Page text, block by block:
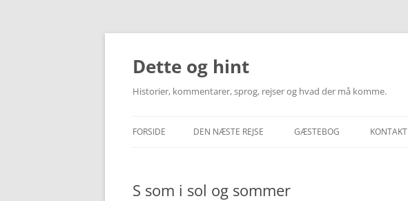
Hop
Dette og hint
Historier, kommentarer, sprog, rejser og hvad der må komme.
FORSIDE DEN NÆSTE REJSE
TRANSPORT – FLY & TOG
GÆSTEBOG KONTAKT
S som i sol og sommer